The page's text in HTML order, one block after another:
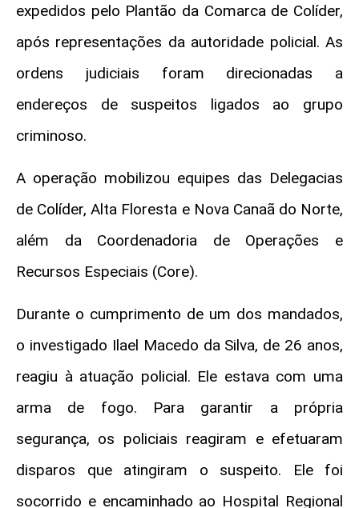
expedidos pelo Plantão da Comarca de Colíder,
após representações da autoridade policial. As
ordens judiciais foram direcionadas a
endereços de suspeitos ligados ao grupo
criminoso.
A operação mobilizou equipes das Delegacias
de Colíder, Alta Floresta e Nova Canaã do Norte,
além da Coordenadoria de Operações e
Recursos Especiais (Core).
Durante o cumprimento de um dos mandados,
o investigado Ilael Macedo da Silva, de 26 anos,
reagiu à atuação policial. Ele estava com uma
arma de fogo. Para garantir a própria
segurança, os policiais reagiram e efetuaram
disparos que atingiram o suspeito. Ele foi
socorrido e encaminhado ao Hospital Regional